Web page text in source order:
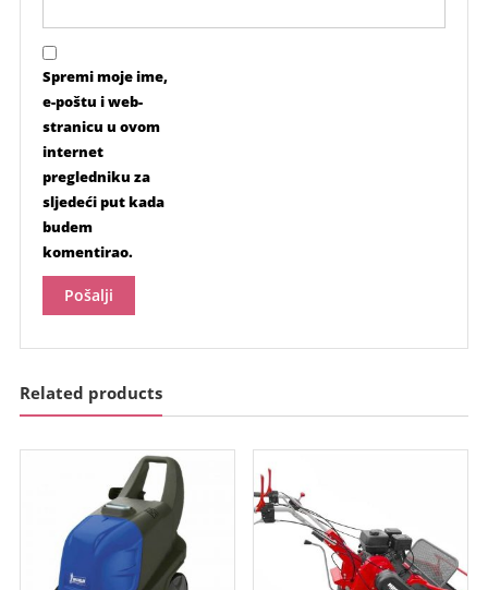
Spremi moje ime,
e-poštu i web-
stranicu u ovom
internet
pregledniku za
sljedeći put kada
budem
komentirao.
Related products